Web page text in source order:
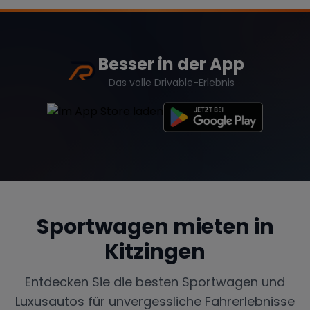
Besser in der App
Das volle Drivable-Erlebnis
Sportwagen mieten in
Kitzingen
Entdecken Sie die besten Sportwagen und
Luxusautos für unvergessliche Fahrerlebnisse